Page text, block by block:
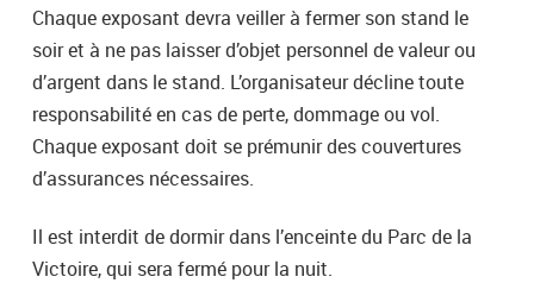
Chaque exposant devra veiller à fermer son stand le
soir et à ne pas laisser d’objet personnel de valeur ou
d’argent dans le stand. L’organisateur décline toute
responsabilité en cas de perte, dommage ou vol.
Chaque exposant doit se prémunir des couvertures
d’assurances nécessaires.
Il est interdit de dormir dans l’enceinte du Parc de la
Victoire, qui sera fermé pour la nuit.